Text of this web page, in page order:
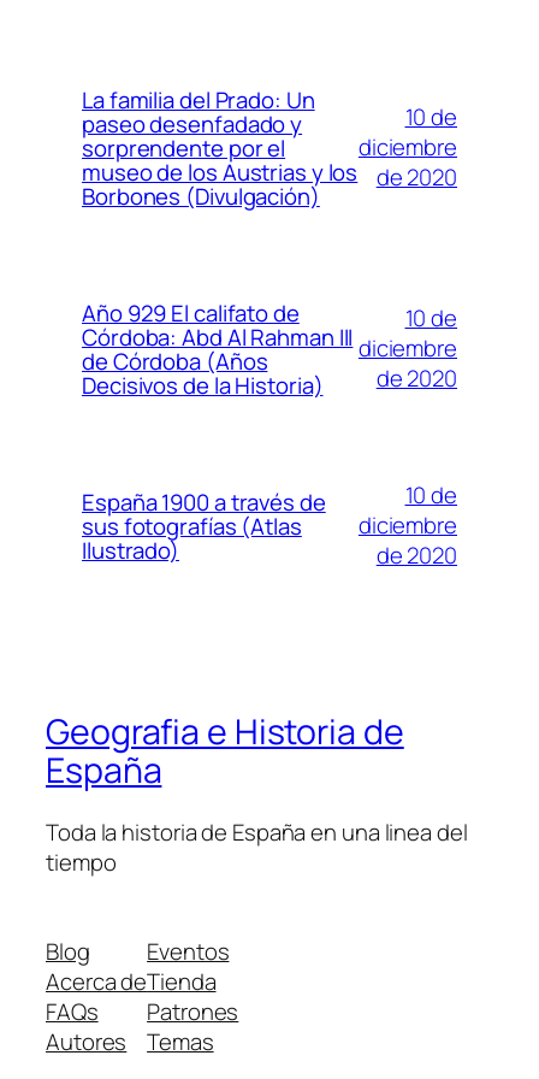
La familia del Prado: Un
paseo desenfadado y
sorprendente por el
museo de los Austrias y los
Borbones (Divulgación)
10 de
diciembre
de 2020
Año 929 El califato de
Córdoba: Abd Al Rahman III
de Córdoba (Años
Decisivos de la Historia)
10 de
diciembre
de 2020
España 1900 a través de
sus fotografías (Atlas
Ilustrado)
10 de
diciembre
de 2020
Geografia e Historia de
España
Toda la historia de España en una linea del
tiempo
Blog
Acerca de
FAQs
Autores
Eventos
Tienda
Patrones
Temas